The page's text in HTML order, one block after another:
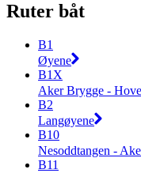
Ruter båt
B1
Øyene
B1X
Aker Brygge -
B2
Langøyene
B10
Nesoddtangen -
B11